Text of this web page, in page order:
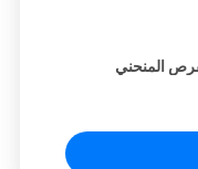
المنحني